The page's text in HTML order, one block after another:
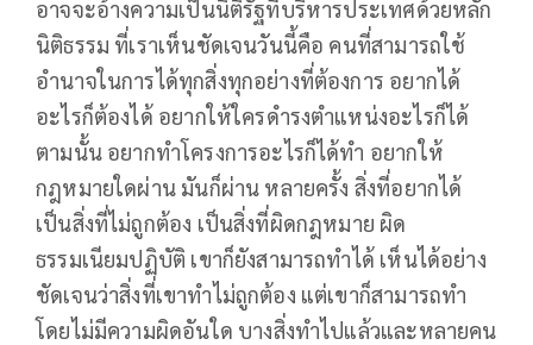
อาจจะอ้างความเป็นนิติรัฐที่บริหารประเทศด้วยหลัก
นิติธรรม ที่เราเห็นชัดเจนวันนี้คือ คนที่สามารถใช้
อำนาจในการได้ทุกสิ่งทุกอย่างที่ต้องการ อยากได้
อะไรก็ต้องได้ อยากให้ใครดำรงตำแหน่งอะไรก็ได้
ตามนั้น อยากทำโครงการอะไรก็ได้ทำ อยากให้
กฎหมายใดผ่าน มันก็ผ่าน หลายครั้ง สิ่งที่อยากได้
เป็นสิ่งที่ไม่ถูกต้อง เป็นสิ่งที่ผิดกฎหมาย ผิด
ธรรมเนียมปฏิบัติ เขาก็ยังสามารถทำได้ เห็นได้อย่าง
ชัดเจนว่าสิ่งที่เขาทำไม่ถูกต้อง แต่เขาก็สามารถทำ
โดยไม่มีความผิดอันใด บางสิ่งทำไปแล้วและหลายคน